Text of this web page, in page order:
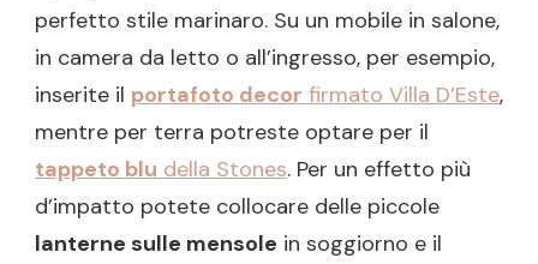
perfetto stile marinaro. Su un mobile in salone,
in camera da letto o all’ingresso, per esempio,
inserite il portafoto decor firmato Villa D’Este,
mentre per terra potreste optare per il
tappeto blu della Stones. Per un effetto più
d’impatto potete collocare delle piccole
lanterne sulle mensole in soggiorno e il